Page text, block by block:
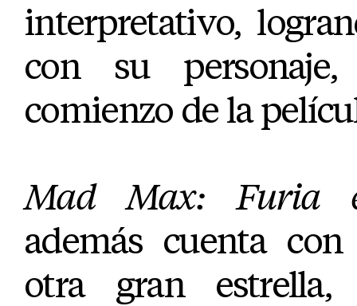
interpretativo,
con su
comienzo de la
Mad Max: Furia
además cuenta
otra gran estrella,